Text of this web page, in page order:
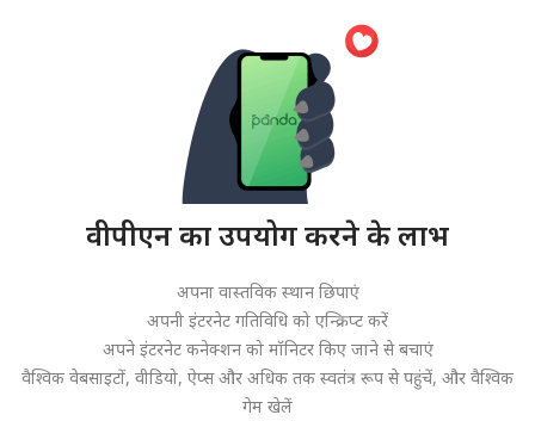
वीपीएन का उपयोग करने के लाभ
अपना वास्तविक स्थान छिपाएं
अपनी इंटरनेट गतिविधि को एन्क्रिप्ट करें
अपने इंटरनेट कनेक्शन को मॉनिटर किए जाने से बचाएं
वैश्विक वेबसाइटों, वीडियो, ऐप्स और अधिक तक स्वतंत्र रूप से पहुंचें, और वैश्विक
गेम खेलें